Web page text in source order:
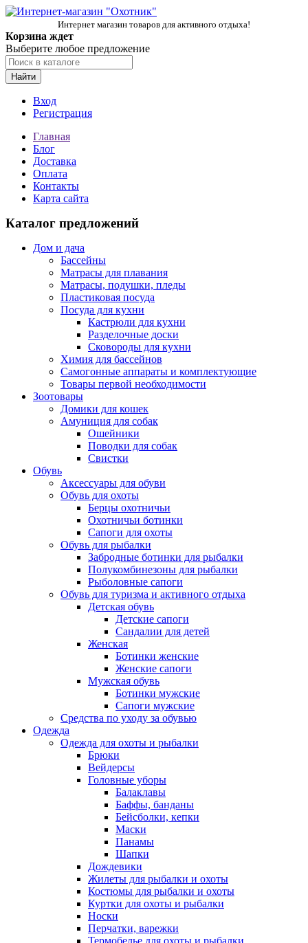
Интернет магазин товаров для активного отдыха!
Корзина ждет
Выберите любое предложение
Найти
Вход
Регистрация
Главная
Блог
Доставка
Оплата
Контакты
Карта сайта
Каталог предложений
Дом и дача
Бассейны
Матрасы для плавания
Матрасы, подушки, пледы
Пластиковая посуда
Посуда для кухни
Кастрюли для кухни
Разделочные доски
Сковороды для кухни
Химия для бассейнов
Самогонные аппараты и комплектующие
Товары первой необходимости
Зоотовары
Домики для кошек
Амуниция для собак
Ошейники
Поводки для собак
Свистки
Обувь
Аксессуары для обуви
Обувь для охоты
Берцы охотничьи
Охотничьи ботинки
Сапоги для охоты
Обувь для рыбалки
Забродные ботинки для рыбалки
Полукомбинезоны для рыбалки
Рыболовные сапоги
Обувь для туризма и активного отдыха
Детская обувь
Детские сапоги
Сандалии для детей
Женская
Ботинки женские
Женские сапоги
Мужская обувь
Ботинки мужские
Сапоги мужские
Средства по уходу за обувью
Одежда
Одежда для охоты и рыбалки
Брюки
Вейдерсы
Головные уборы
Балаклавы
Баффы, банданы
Бейсболки, кепки
Маски
Панамы
Шапки
Дождевики
Жилеты для рыбалки и охоты
Костюмы для рыбалки и охоты
Куртки для охоты и рыбалки
Носки
Перчатки, варежки
Термобелье для охоты и рыбалки